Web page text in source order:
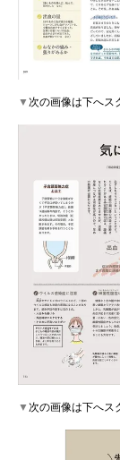
▼次の画像は下へス
▼次の画像は下へス